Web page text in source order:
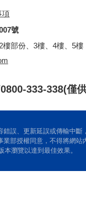
項
號
樓部份、3樓、4樓、5樓
333-338(僅
誤、更新延誤或傳輸中
部授權同意，不得將網站
瀏覽以達到最佳效果。